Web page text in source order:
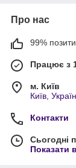
Про нас
99%
Працює з
м. Київ
Київ,
Контакти
Сьогодні
Показати